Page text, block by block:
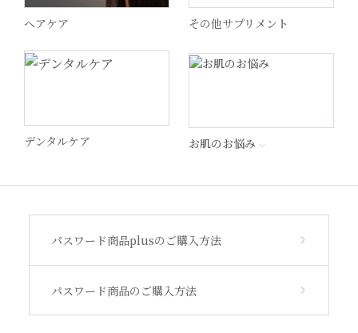
パスワード商品plusのご購入方法
パスワード商品のご購入方法
MSS
ヘアケア その他サプリメント
デンタルケア お肌のお悩み